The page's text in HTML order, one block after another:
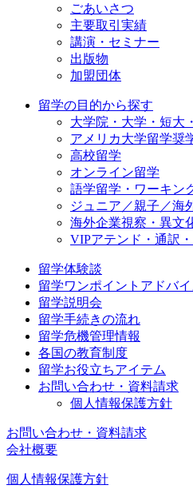
ごあいさつ
主要取引実績
講演・セミナー
出版物
加盟団体
留学の目的から探す
大学院・大学・短大
アメリカ大学留学奨
高校留学
オンライン留学
語学留学・ワーキン
ジュニア／親子／海
海外企業視察・異文
VIPアテンド・通訳
留学体験談
留学ワンポイントアドバイ
留学説明会
留学手続きの流れ
留学危機管理情報
各国の教育制度
留学お役立ちアイテム
お問い合わせ・資料請求
個人情報保護方針
お問い合わせ・資料請求
会社概要
個人情報保護方針